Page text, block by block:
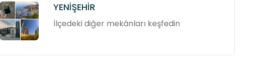
YENİŞEHİR
İlçedeki diğer mekânları keşfedin